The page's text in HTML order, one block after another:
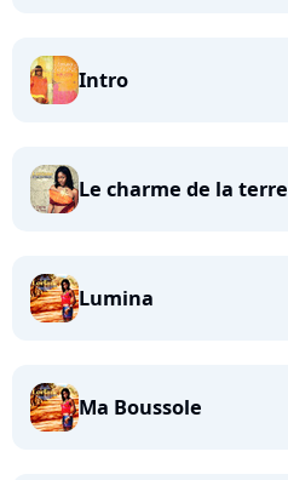
Intro
Le charme de la terre
Lumina
Ma Boussole